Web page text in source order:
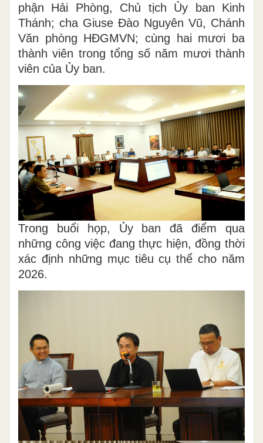
phận Hải Phòng, Chủ tịch Ủy ban Kinh
Thánh; cha Giuse Đào Nguyên Vũ, Chánh
Văn phòng HĐGMVN; cùng hai mươi ba
thành viên trong tổng số năm mươi thành
viên của Ủy ban.
Trong buổi họp, Ủy ban đã điểm qua
những công việc đang thực hiện, đồng thời
xác định những mục tiêu cụ thể cho năm
2026.